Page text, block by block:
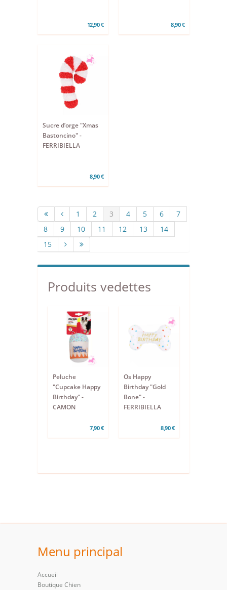
12,90 € 8,90 €
Sucre d’orge "Xmas
Bastoncino" -
FERRIBIELLA
8,90 €
1 2 3 4 5 6
7
8
9 10 11 12 13
14
15
Produits vedettes
Peluche
"Cupcake Happy
Birthday" -
CAMON
7,90 €
Os Happy
Birthday "Gold
Bone" -
FERRIBIELLA
8,90 €
Menu principal
Accueil
Boutique Chien